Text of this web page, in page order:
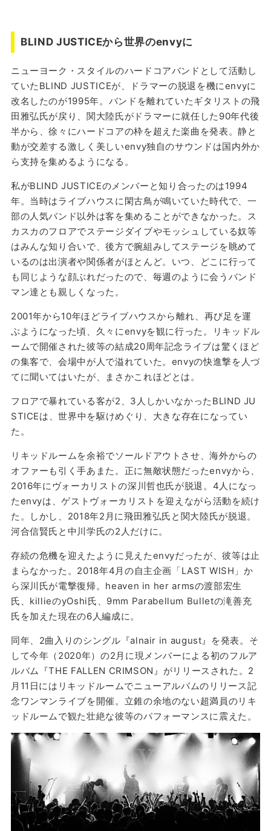
BLIND JUSTICEから世界のenvyに
ニューヨーク・スタイルのハードコアバンドとして活動し
ていたBLIND JUSTICEが、ドラマーの脱退を機にenvyに
改名したのが1995年。バンドを離れていたギタリストの飛
田雅弘氏が戻り、関大陸氏がドラマーに就任した90年代後
半から、徐々にハードコアの枠を超えた楽曲を発表。静と
動が交差する激しく美しいenvy独自のサウンドは国内外か
ら支持を集めるようになる。
私がBLIND JUSTICEのメンバーと知り合ったのは1994
年。当時はライブハウスに閑古鳥が鳴いていた時代で、一
部の人気バンド以外は客を集めることができなかった。ス
カスカのフロアでステージダイブやモッシュしている奴等
はみんな知り合いで、後方で腕組みしてステージを眺めて
いるのは出演者や関係者がほとんど。いつ、どこに行って
も同じような顔ぶれだったので、毎週のように会うバンド
マン達とも親しくなった。
2001年から10年ほどライブハウスから離れ、再び足を運
ぶようになった頃、久々にenvyを観に行った。リキッドル
ームで開催された彼等の結成20周年記念ライブは驚くほど
の集客で、会場中が人で溢れていた。envyの快進撃を人づ
てに聞いてはいたが、まさかこれほどとは。
フロアで暴れている客が2、3人しかいなかったBLIND JU
STICEは、世界中を駆けめぐり、大きな存在になってい
た。
リキッドルームを余裕でソールドアウトさせ、海外からの
オファーも引く手あまた。正に無敵状態だったenvyから、
2016年にヴォーカリストの深川哲也氏が脱退。4人になっ
たenvyは、ゲストヴォーカリストを迎えながら活動を続け
た。しかし、2018年2月に飛田雅弘氏と関大陸氏が脱退。
河合信賢氏と中川学氏の2人だけに。
存続の危機を迎えたように見えたenvyだったが、彼等は止
まらなかった。2018年4月の自主企画「LAST WISH」か
ら深川氏が電撃復帰。heaven in her armsの渡部宏生
氏、killieのyOshi氏、9mm Parabellum Bulletの滝善充
氏を加えた現在の6人編成に。
同年、2曲入りのシングル『alnair in august』を発表。そ
して今年（2020年）の2月に現メンバーによる初のフルア
ルバム『THE FALLEN CRIMSON』がリリースされた。2
月11日にはリキッドルームでニューアルバムのリリース記
念ワンマンライブを開催。立錐の余地のない超満員のリキ
ッドルームで観た壮絶な彼等のパフォーマンスに震えた。